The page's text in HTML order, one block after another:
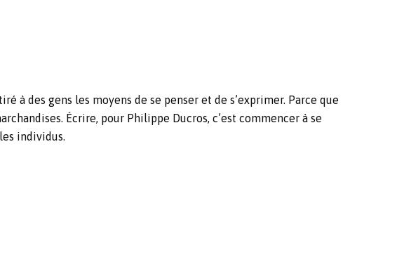
à des gens les moyens de se penser et de s’exprimer. Parce que
Écrire, pour Philippe Ducros, c’est commencer à se
individus.